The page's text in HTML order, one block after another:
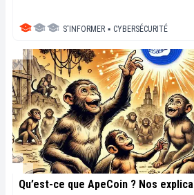
S'INFORMER ▪ CYBERSÉCURITÉ
Qu’est-ce que ApeCoin ? Nos